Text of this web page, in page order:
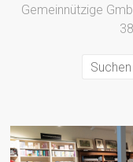
Gemeinnützige